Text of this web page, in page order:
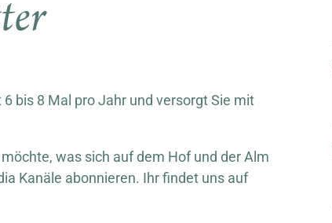
bis 8 Mal pro Jahr und versorgt Sie mit
was sich auf dem Hof und der Alm
Kanäle abonnieren. Ihr findet uns auf